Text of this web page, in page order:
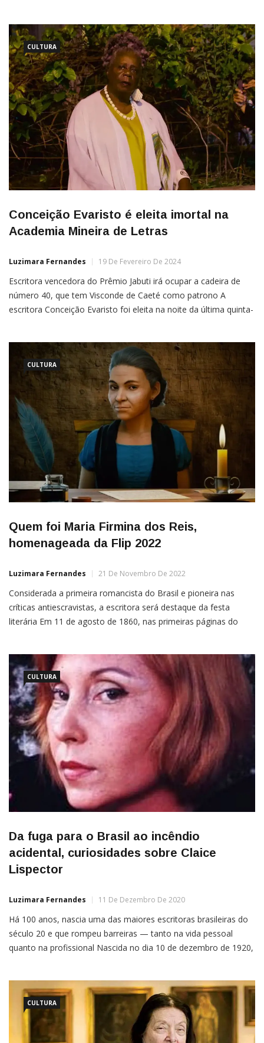
CULTURA
Conceição Evaristo é eleita imortal na
Academia Mineira de Letras
Luzimara Fernandes 19 De Fevereiro De 2024
Escritora vencedora do Prêmio Jabuti irá ocupar a cadeira de
número 40, que tem Visconde de Caeté como patrono A
escritora Conceição Evaristo foi eleita na noite da última quinta-
Pena Júnior e […]
CULTURA
Quem foi Maria Firmina dos Reis,
homenageada da Flip 2022
Luzimara Fernandes 21 De Novembro De 2022
Considerada a primeira romancista do Brasil e pioneira nas
críticas antiescravistas, a escritora será destaque da festa
literária Em 11 de agosto de 1860, nas primeiras páginas do
professora pública em Guimarães, município do estado do
Maranhão.Nascida em 1822, Firmina é
CULTURA
Da fuga para o Brasil ao incêndio
acidental, curiosidades sobre Claice
Lispector
Luzimara Fernandes 11 De Dezembro De 2020
Há 100 anos, nascia uma das maiores escritoras brasileiras do
século 20 e que rompeu barreiras — tanto na vida pessoal
quanto na profissional Nascida no dia 10 de dezembro de 1920,
jornalista escreveu diversos romances, contos e ensaios, […]
CULTURA